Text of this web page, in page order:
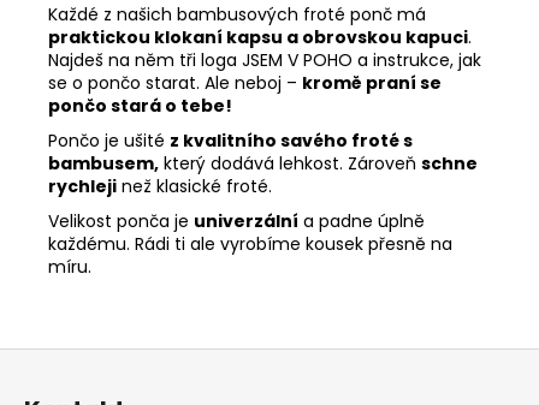
Každé z našich bambusových froté ponč má
praktickou klokaní kapsu a obrovskou kapuci.
Najdeš na něm tři loga JSEM V POHO a instrukce, jak
se o pončo starat. Ale neboj – kromě praní se
pončo stará o tebe!
Pončo je ušité z kvalitního savého froté s
bambusem, který dodává lehkost. Zároveň schne
rychleji než klasické froté.
Velikost ponča je univerzální a padne úplně
každému. Rádi ti ale vyrobíme kousek přesně na
míru.
Z